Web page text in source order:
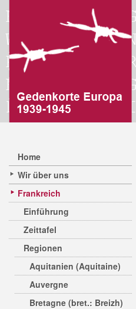
Home
Wir über uns
Frankreich
Einführung
Zeittafel
Regionen
Aquitanien (Aquitaine)
Auvergne
Bretagne (bret.: Breizh)